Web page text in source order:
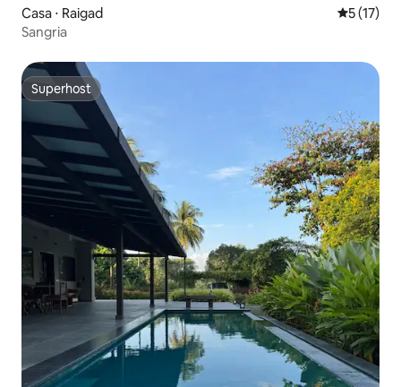
Casa ⋅ Raigad 5 de uma
5 (17)
Sangria
Superhost
Superhost